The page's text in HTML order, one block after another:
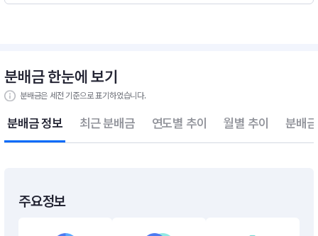
분배금 한눈에 보기
분배금은 세전 기준으로 표기하였습니다.
분배금 정보 최근 분배금 연도별 추이 월별 추이 분배
주요정보